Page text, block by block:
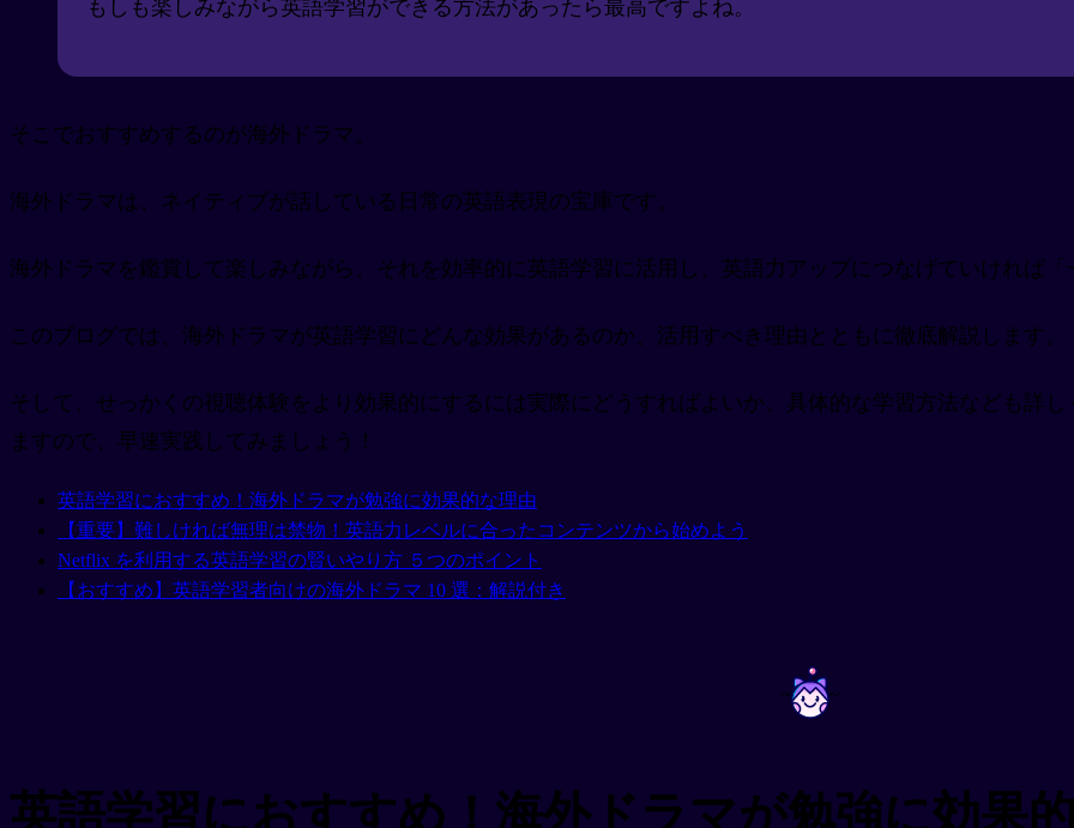
もしも楽しみながら英語学習ができる方法があったら最高ですよね。
そこでおすすめするのが海外ドラマ。
海外ドラマは、ネイティブが話している日常の英語表現の宝庫です。
海外ドラマを鑑賞して楽しみながら、それを効率的に英語学習に活用し、英語力アップにつなげていければ「
このブログでは、海外ドラマが英語学習にどんな効果があるのか、活用すべき理由とともに徹底解説します。
そして、せっかくの視聴体験をより効果的にするには実際にどうすればよいか、具体的な学習方法なども詳
ますので、早速実践してみましょう！
英語学習におすすめ！海外ドラマが勉強に効果的な理由
【重要】難しければ無理は禁物！英語力レベルに合ったコンテンツから始めよう
Netflix を利用する英語学習の賢いやり方 ５つのポイント
【おすすめ】英語学習者向けの海外ドラマ 10 選：解説付き
~ ~
英語学習におすすめ！海外ドラマが勉強に効果